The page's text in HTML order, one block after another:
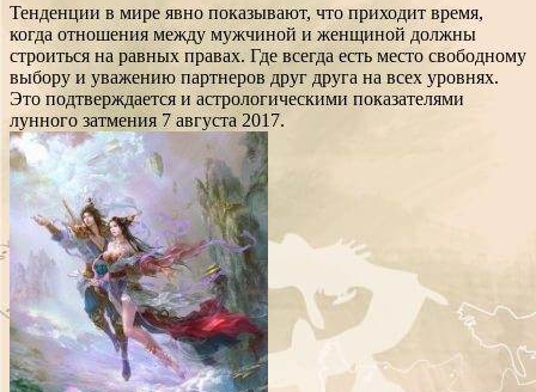
Тенденции в мире явно показывают, что приходит время,
когда отношения между мужчиной и женщиной должны
строиться на равных правах. Где всегда есть место свободному
выбору и уважению партнеров друг друга на всех уровнях.
Это подтверждается и астрологическими показателями
лунного затмения 7 августа 2017.